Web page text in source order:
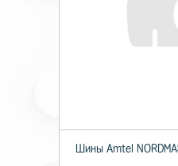
Шины Amtel